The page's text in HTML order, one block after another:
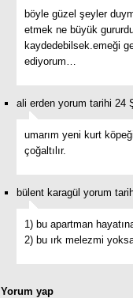
böyle güzel şeyler
etmek ne büyük
kaydedebilsek.emeği
ediyorum…
ali erden yorum tarihi 24
umarım yeni kurt
çoğaltılır.
bülent karagül yorum
1) bu apartman
2) bu ırk melezmi
Yorum yap